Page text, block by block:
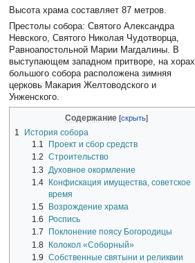
Высота храма составляет 87 метров.
Престолы собора: Святого Александра
Невского, Святого Николая Чудотворца,
Равноапостольной Марии Магдалины. В
выступающем западном притворе, на хорах
большого собора расположена зимняя
церковь Макария Желтоводского и
Унженского.
Содержание
1
История собора
1.1
Проект и сбор средств
1.2 Строительство
1.3
Духовное окормление
1.4 Конфискация имущества, советское
время
1.5
Возрождение храма
1.6
Роспись
1.7
Поклонение поясу Богородицы
1.8 Колокол «Соборный»
1.9 Собственные святыни и реликвии